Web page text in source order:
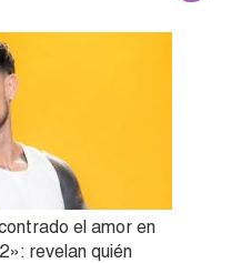
el amor en
revelan quién